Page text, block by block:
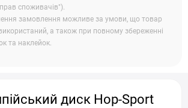
споживачів").
замовлення можливе за умови, що товар
а також при повному збереженні
та наклейок.
диск Hop-Sport